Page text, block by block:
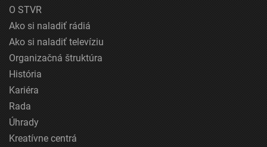
O STVR
Ako si naladiť rádiá
Ako si naladiť televíziu
Organizačná štruktúra
História
Kariéra
Rada
Úhrady
Kreatívne centrá